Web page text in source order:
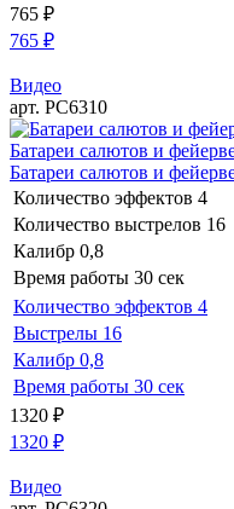
765 ₽
765 ₽
Видео
арт. РС6310
Батареи салютов и
Батареи салютов и
Количество эффектов 4
Количество выстрелов 16
Калибр 0,8
Время работы 30 сек
Количество эффектов 4
Выстрелы 16
Калибр 0,8
Время работы 30 сек
1320 ₽
1320 ₽
Видео